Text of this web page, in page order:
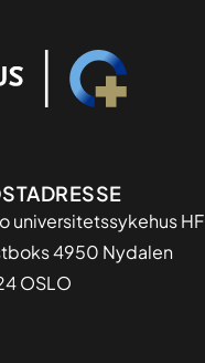
universitetssykehus HF
4950 Nydalen
OSLO